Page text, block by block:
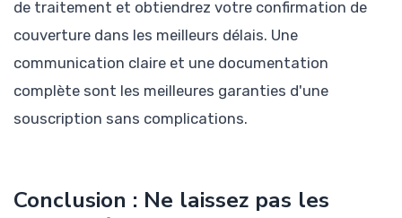
de traitement et obtiendrez votre confirmation de
couverture dans les meilleurs délais. Une
communication claire et une documentation
complète sont les meilleures garanties d'une
souscription sans complications.
Conclusion : Ne laissez pas les